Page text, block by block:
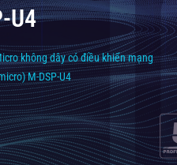
U4
không dây có điều khiển mạng
M-DSP-U4